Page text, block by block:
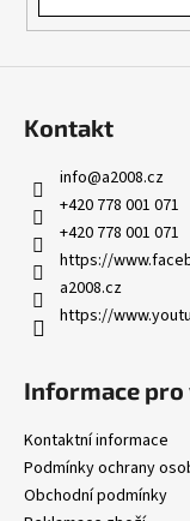
Kontakt
info@a2008.cz
+420 778 001 071
+420 778 001 071
https://
a2008.cz
https://
Informace pro
Kontaktní informace
Podmínky ochrany
Obchodní podmínky